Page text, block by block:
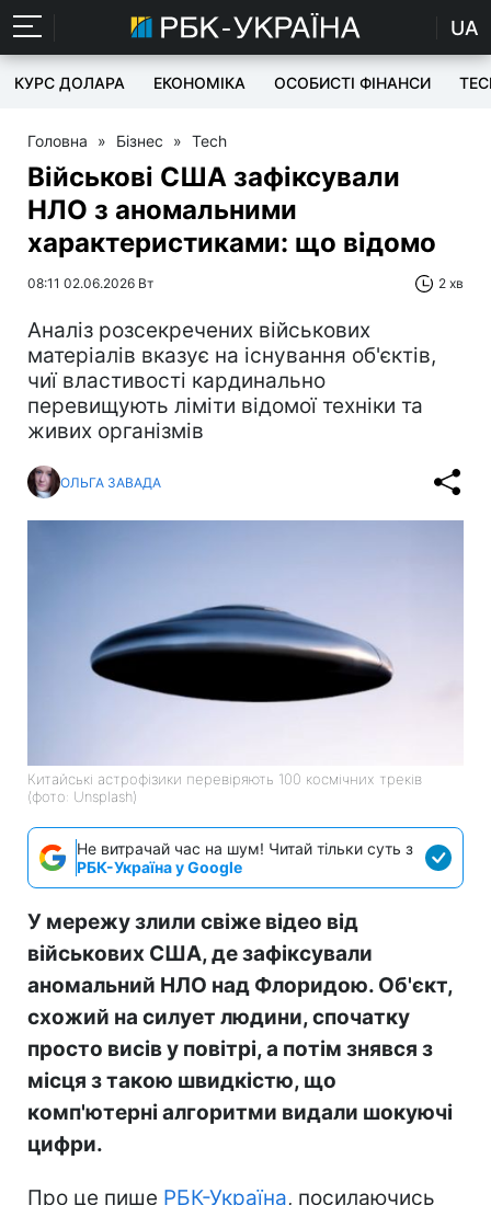
UA
КУРС ДОЛАРА ЕКОНОМІКА ОСОБИСТІ ФІНАНСИ
Головна » Бізнес » Tech
Військові США зафіксували
НЛО з аномальними
характеристиками: що відомо
08:11 02.06.2026 Вт 2 хв
Аналіз розсекречених військових
матеріалів вказує на існування об'єктів,
чиї властивості кардинально
перевищують ліміти відомої техніки та
живих організмів
ОЛЬГА ЗАВАДА
Китайські астрофізики перевіряють 100 космічних треків
(фото: Unsplash)
Не витрачай час на шум! Читай тільки суть з
РБК-Україна у Google
У мережу злили свіже відео від
військових США, де зафіксували
аномальний НЛО над Флоридою. Об'єкт,
схожий на силует людини, спочатку
просто висів у повітрі, а потім знявся з
місця з такою швидкістю, що
комп'ютерні алгоритми видали шокуючі
цифри.
Про це пише РБК-Україна, посилаючись